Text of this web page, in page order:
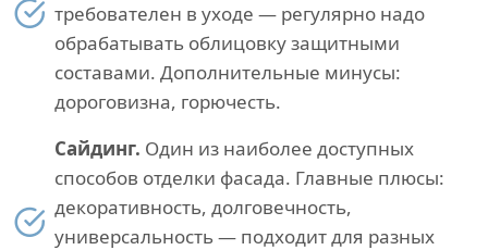
требователен в уходе — регулярно надо
обрабатывать облицовку защитными
составами. Дополнительные минусы:
дороговизна, горючесть.
Сайдинг. Один из наиболее доступных
способов отделки фасада. Главные плюсы:
декоративность, долговечность,
универсальность — подходит для разных